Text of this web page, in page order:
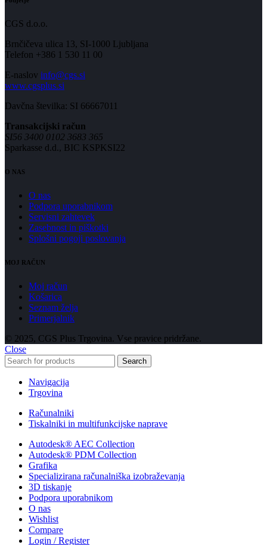
CGS d.o.o.
Brnčičeva ulica 13, SI-1000 Ljubljana
Telefon +386 1 530 11 00
E-naslov info@cgs.si
www.cgsplus.si
Davčna številka: SI 66667011
Transakcijski račun
SI56 3400 0102 3683 365
Sparkasse d.d., BIC KSPKSI22
O NAS
O nas
Podpora uporabnikom
Servisni zahtevek
Zasebnost in piškotki
Splošni pogoji poslovanja
MOJ RAČUN
Moj račun
Košarica
Seznam želja
Primerjalnik
© 2025, CGS Plus Trgovina. Vse pravice pridržane.
Close
Search
Navigacija
Trgovina
Računalniki
Tiskalniki in multifunkcijske naprave
Autodesk® AEC Collection
Autodesk® PDM Collection
Grafika
Specializirana računalniška izobraževanja
3D tiskanje
Podpora uporabnikom
O nas
Wishlist
Compare
Login / Register